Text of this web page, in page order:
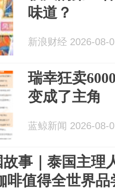
味道？
新浪财经 2026-08-
瑞幸狂卖
变成了主角
蓝鲸新闻 2026-08-
事｜泰国主理
啡值得全世界品